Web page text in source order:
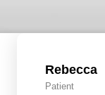
Rebecca
Patient